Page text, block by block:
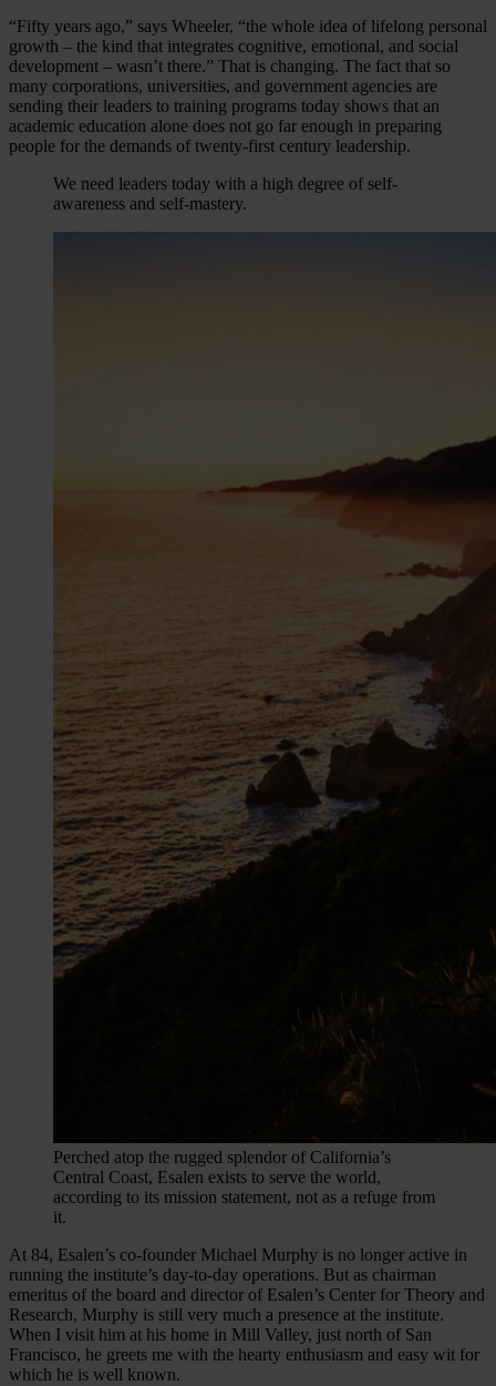
“Fifty years ago,” says Wheeler, “the whole idea of lifelong personal
growth – the kind that integrates cognitive, emotional, and social
development – wasn’t there.” That is changing. The fact that so
many corporations, universities, and government agencies are
sending their leaders to training programs today shows that an
academic education alone does not go far enough in preparing
people for the demands of twenty-first century leadership.
We need leaders today with a high degree of self-
awareness and self-mastery.
Perched atop the rugged splendor of California’s
Central Coast, Esalen exists to serve the world,
according to its mission statement, not as a refuge from
it.
At 84, Esalen’s co-founder Michael Murphy is no longer active in
running the institute’s day-to-day operations. But as chairman
emeritus of the board and director of Esalen’s Center for Theory and
Research, Murphy is still very much a presence at the institute.
When I visit him at his home in Mill Valley, just north of San
Francisco, he greets me with the hearty enthusiasm and easy wit for
which he is well known.